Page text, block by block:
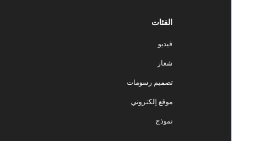
تصميم رسومات
موقع إلكتروني